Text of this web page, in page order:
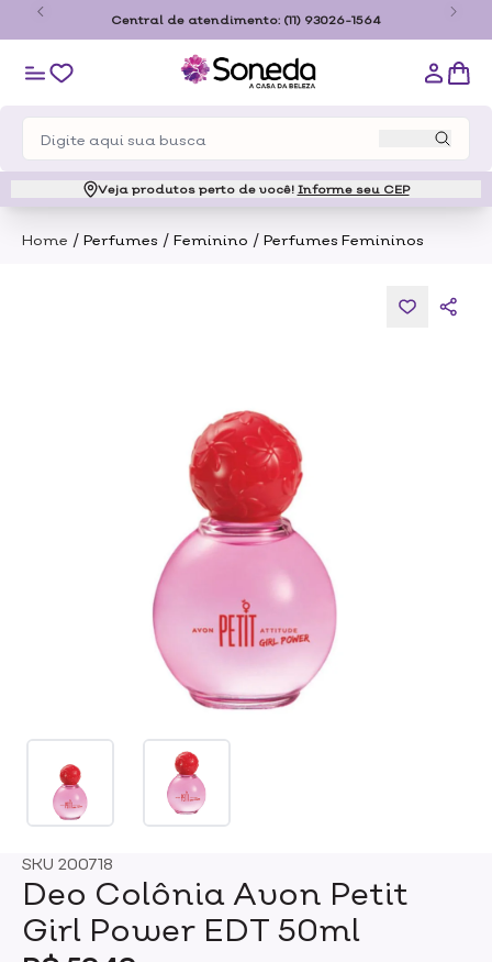
Central de atendimento: (11) 93026-1564
Veja produtos perto de você! Informe seu CEP
Home / Perfumes / Feminino / Perfumes Femininos
SKU 200718
Deo Colônia Avon Petit
Girl Power EDT 50ml